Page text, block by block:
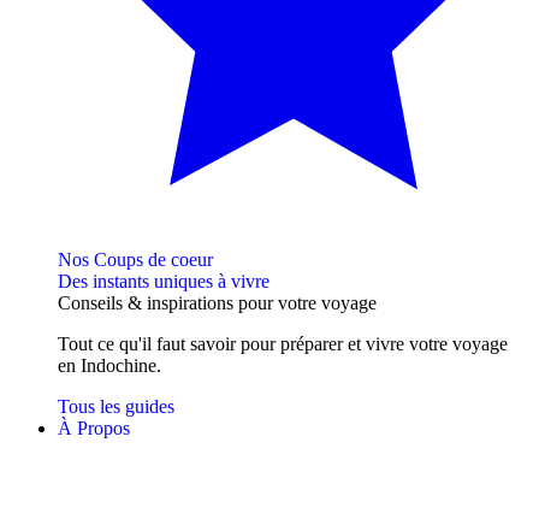
Nos Coups de coeur
Des instants uniques à vivre
Conseils & inspirations pour votre voyage
Tout ce qu'il faut savoir pour préparer et vivre votre voyage
en Indochine.
Tous les guides
À Propos